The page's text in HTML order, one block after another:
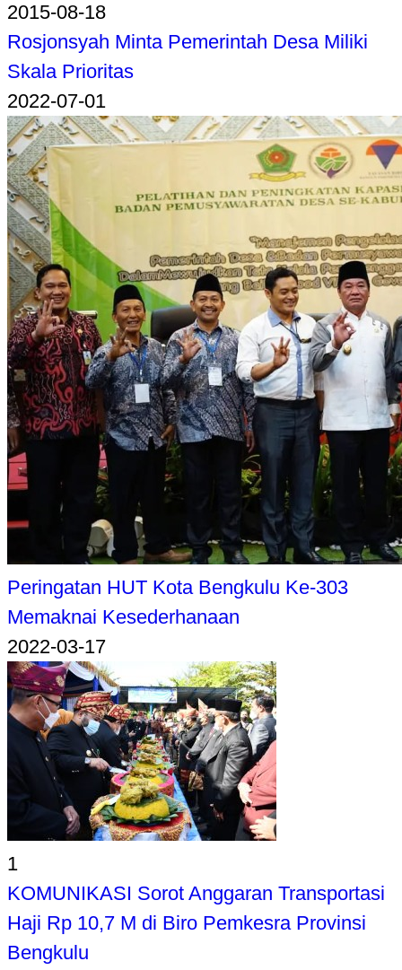
2015-08-18
Rosjonsyah Minta Pemerintah Desa Miliki
Skala Prioritas
2022-07-01
Peringatan HUT Kota Bengkulu Ke-303
Memaknai Kesederhanaan
2022-03-17
1
KOMUNIKASI Sorot Anggaran Transportasi
Haji Rp 10,7 M di Biro Pemkesra Provinsi
Bengkulu